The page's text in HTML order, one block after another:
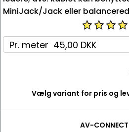
MiniJack/Jack eller
Vælg variant for pris og
AV-